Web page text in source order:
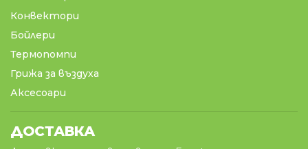
Конвектори
Бойлери
Термопомпи
Грижа за въздуха
Аксесоари
ДОСТАВКА